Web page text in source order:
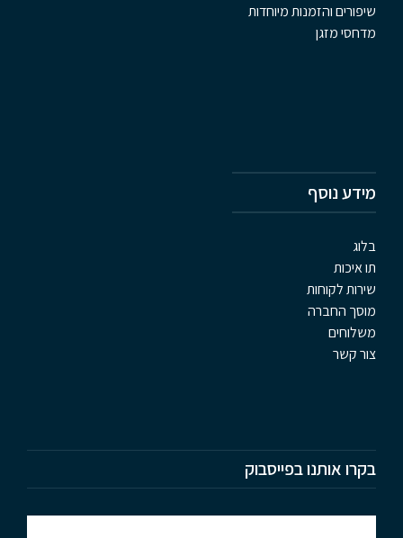
שיפורים והזמנות מיוחדות
מדחסי מזגן
מידע נוסף
בלוג
תו איכות
שירות לקוחות
מוסך החברה
משלוחים
צור קשר
בקרו אותנו בפייסבוק